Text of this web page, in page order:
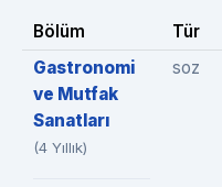
Bölüm Tür
Gastronomi
ve Mutfak
Sanatları
(4 Yıllık)
soz